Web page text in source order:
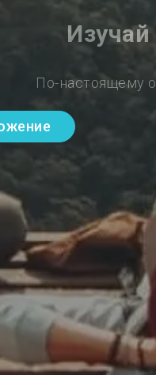
По-настоящему